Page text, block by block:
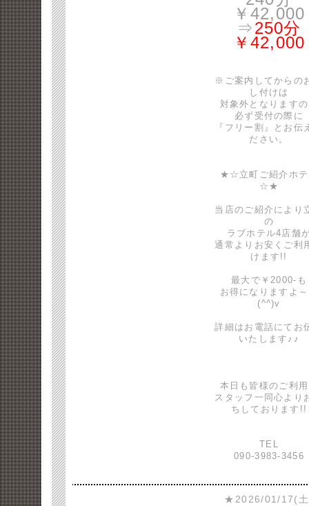
￥42,000
⇒250分
￥42,000
※ご案内してからの
し付けは
対象外となります
必ず受付の際に
『フリー割』とお伝
ださい。
★☆立町ご紹介ホ
☆★
当店のご紹介により
の
ラブホテル4店舗
通常よりお安くご利
けます!!
最大で￥2000-も
お得になりますよ
(^^)v
詳細はお電話にてお
いたします♪♪
本日も皆様のご利
スタッフ一同心より
ちしております!!
TEL
090-3983-3456
★2026/01/17(